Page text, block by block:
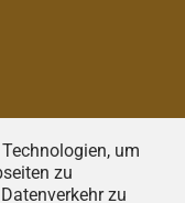
um
zu
zu